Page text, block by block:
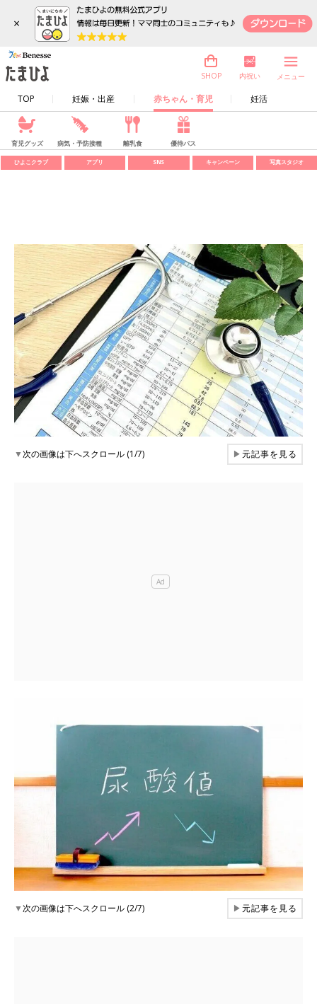
×
TOP 妊娠・出産 赤ちゃん・育児 妊活
SHOP 内祝い メニュー
育児グッズ 病気・予防接種 離乳食 優待パス
ひよこクラブ アプリ SNS キャンペーン 写真スタジオ
▼次の画像は下へスクロール (1/7) ▶元記事を見る
▼次の画像は下へスクロール (2/7) ▶元記事を見る